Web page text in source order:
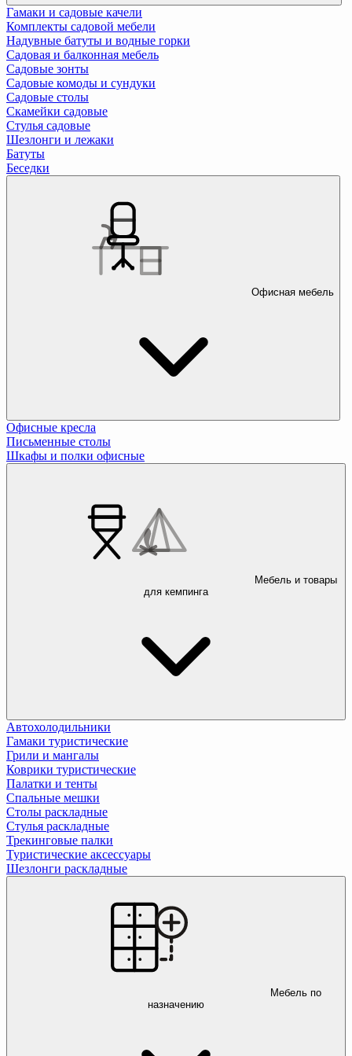
Гамаки и садовые качели
Комплекты садовой мебели
Надувные батуты и водные горки
Садовая и балконная мебель
Садовые зонты
Садовые комоды и сундуки
Садовые столы
Скамейки садовые
Стулья садовые
Шезлонги и лежаки
Батуты
Беседки
Офисная мебель
Офисные кресла
Письменные столы
Шкафы и полки офисные
Мебель и товары
для кемпинга
Автохолодильники
Гамаки туристические
Грили и мангалы
Коврики туристические
Палатки и тенты
Спальные мешки
Столы раскладные
Стулья раскладные
Трекинговые палки
Туристические аксессуары
Шезлонги раскладные
Мебель по
назначению